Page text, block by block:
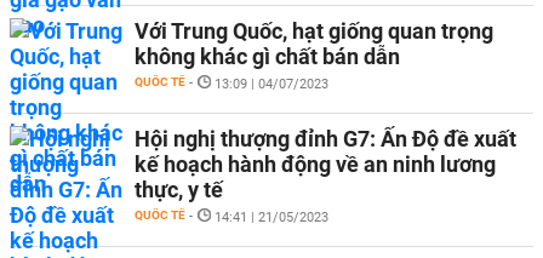
Với Trung Quốc, hạt giống quan trọng
không khác gì chất bán dẫn
QUỐC TẾ - 13:09 | 04/07/2023
Hội nghị thượng đỉnh G7: Ấn Độ đề xuất
kế hoạch hành động về an ninh lương
thực, y tế
QUỐC TẾ - 14:41 | 21/05/2023